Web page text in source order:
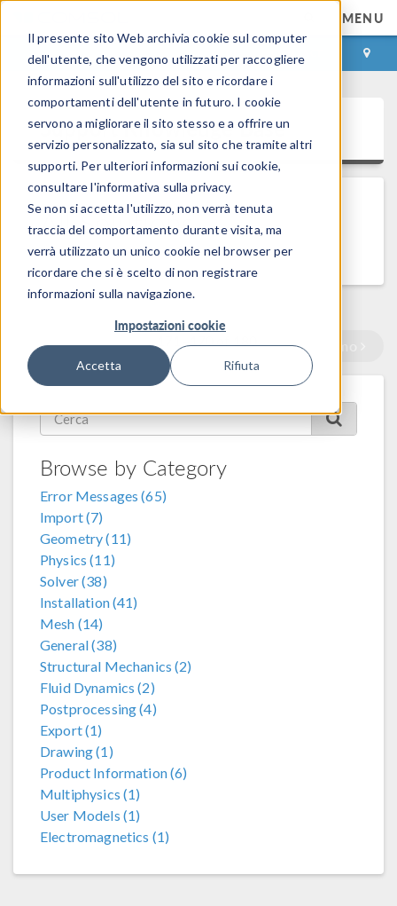
Il presente sito Web archivia cookie sul computer
dell'utente, che vengono utilizzati per raccogliere
informazioni sull'utilizzo del sito e ricordare i
comportamenti dell'utente in futuro. I cookie
servono a migliorare il sito stesso e a offrire un
servizio personalizzato, sia sul sito che tramite altri
supporti. Per ulteriori informazioni sui cookie,
consultare l'informativa sulla privacy.
Se non si accetta l'utilizzo, non verrà tenuta
traccia del comportamento durante visita, ma
verrà utilizzato un unico cookie nel browser per
ricordare che si è scelto di non registrare
informazioni sulla navigazione.
Impostazioni cookie
Accetta Rifiuta
MENU
ACCEDI CONTACT
Support Knowledge Base
All Solutions
Precedente 171–170 180 Prossimo
Browse by Category
Error Messages (65)
Import (7)
Geometry (11)
Physics (11)
Solver (38)
Installation (41)
Mesh (14)
General (38)
Structural Mechanics (2)
Fluid Dynamics (2)
Postprocessing (4)
Export (1)
Drawing (1)
Product Information (6)
Multiphysics (1)
User Models (1)
Electromagnetics (1)